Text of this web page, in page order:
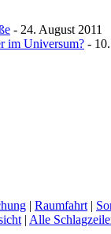
- 24. August 2011
im Universum? -
| Raumfahrt |
| Alle